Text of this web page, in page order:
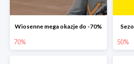
Wiosenne mega okazje do -70%
70% 50%